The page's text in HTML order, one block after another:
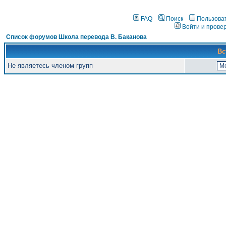
FAQ Поиск
Войти и
Список форумов Школа перевода В. Баканова
Не являетесь членом групп